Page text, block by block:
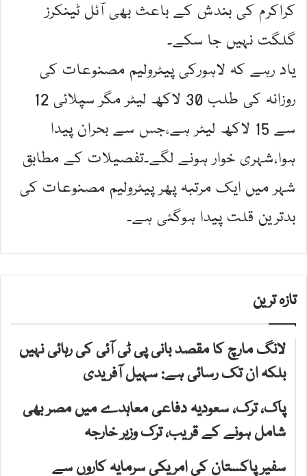
کراکرم کی بندش کے باعث بھی آئل ٹینکرز
گلگت نہیں جا سکے۔
یاد رہے کہ لاہورکی پیٹرولیم مصنوعات کی
روزانہ کی طلب 30 لاکھ لیٹر مگر سپلائی 12
سے 15 لاکھ لیٹر ہے،جس سے بحران پیدا
ہوا،شہری خوار ہونے لگے۔تفصیلات کے مطابق
شہر میں ایک مرتبہ پھر پیٹرولیم مصنوعات کی
بدترین قلت پیدا ہوگئی ہے۔
تازہ ترین
لانگ مارچ کا مقصد بانی پی ٹی آئی کی رہائی نہیں
بلکہ ان تک رسائی ہے: سہیل آفریدی
پاک، ترک، سعودیہ دفاعی معاہدے میں مصر بھی
شامل ہونے کے قریب، ترک وزیر خارجہ
سفیر پاکستان کی امریکی سرمایہ کاروں سے